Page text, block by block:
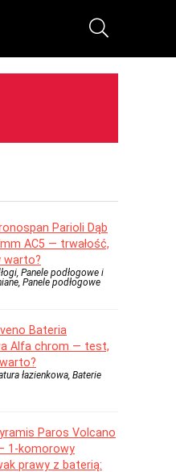
Parioli Dąb
AC5 — trwałość,
warto?
Panele podłogowe i
Panele podłogowe
Bateria
Alfa chrom — test,
łazienkowa, Baterie
Paros Volcano
1-komorowy
prawy z baterią: